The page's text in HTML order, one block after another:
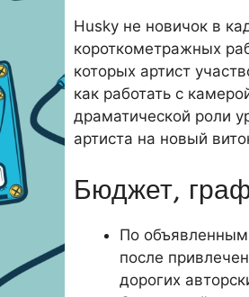
Husky не новичок в
короткометражных
которых артист
как работать с
драматической роли
артиста на новый
Бюджет,
По
после
дорогих